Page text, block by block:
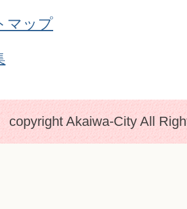
マップ
copyright Akaiwa-City All